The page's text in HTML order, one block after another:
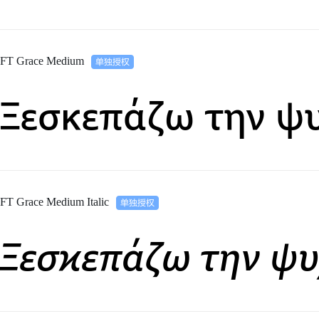
FT Grace Medium
Ξεσκεπάζω την
FT Grace Medium Italic
Ξεσκεπάζω την